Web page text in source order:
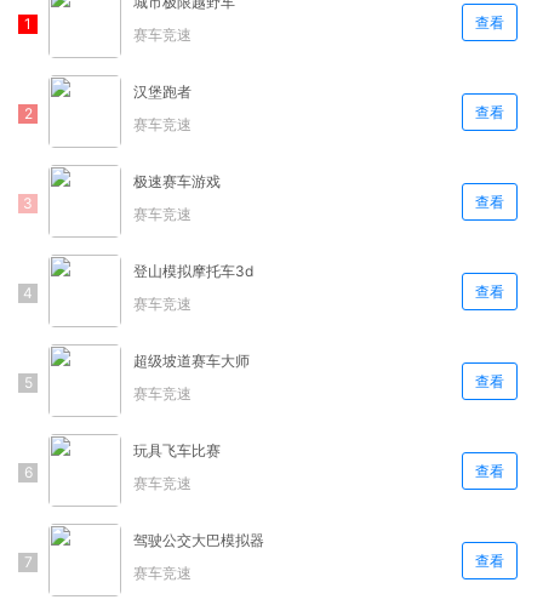
赛车竞速
查看
汉堡跑者
赛车竞速
查看
极速赛车游戏
赛车竞速
查看
登山模拟摩托车3d
赛车竞速
查看
超级坡道赛车大师
赛车竞速
查看
玩具飞车比赛
赛车竞速
查看
驾驶公交大巴模拟器
赛车竞速
查看